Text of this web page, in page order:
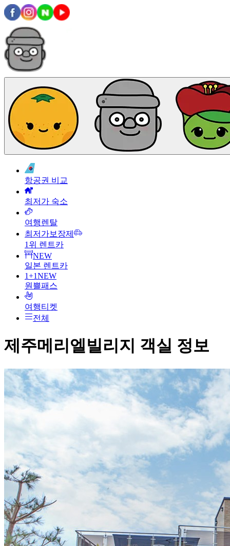
항공권 비교
최저가 숙소
여행렌탈
최저가보장제
1위 렌트카
NEW
일본 렌트카
1+1NEW
원쁠패스
여행티켓
전체
제주메리엘빌리지 객실 정보